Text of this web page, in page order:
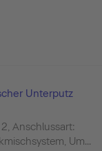
Unterputz
Anschlussart:
Um...